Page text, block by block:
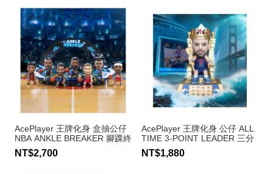
AcePlayer 王牌化身 盒抽公仔
NBA ANKLE BREAKER 腳踝終
結者系列（6入）
NT$2,700
AcePlayer 王牌化身 公仔 ALL
TIME 3-POINT LEADER 三分
王 Stephen Curry #30
NT$1,880